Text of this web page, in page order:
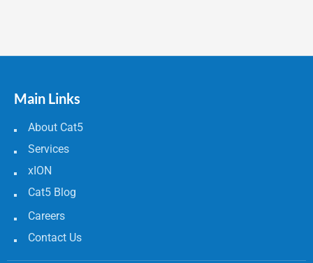
Main Links
About Cat5
Services
xION
Cat5 Blog
Careers
Contact Us